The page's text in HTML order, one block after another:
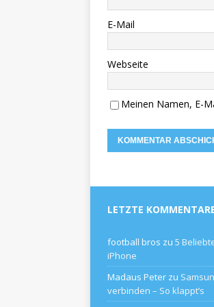
E-Mail
Webseite
Meinen Namen, E-
LETZTE
football bros zu 5
iPhone
Madaus Peter zu
verbinden – So klappt’s